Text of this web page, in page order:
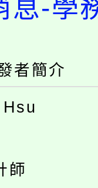
選結果(
險知識
民語歌
年度第
選結果(
年度第
選結果(
學推廣
分析基
入校路
息-學
者簡介
師